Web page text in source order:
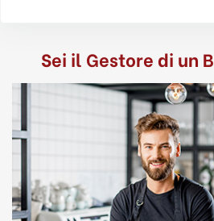
Sei il Gestore di un